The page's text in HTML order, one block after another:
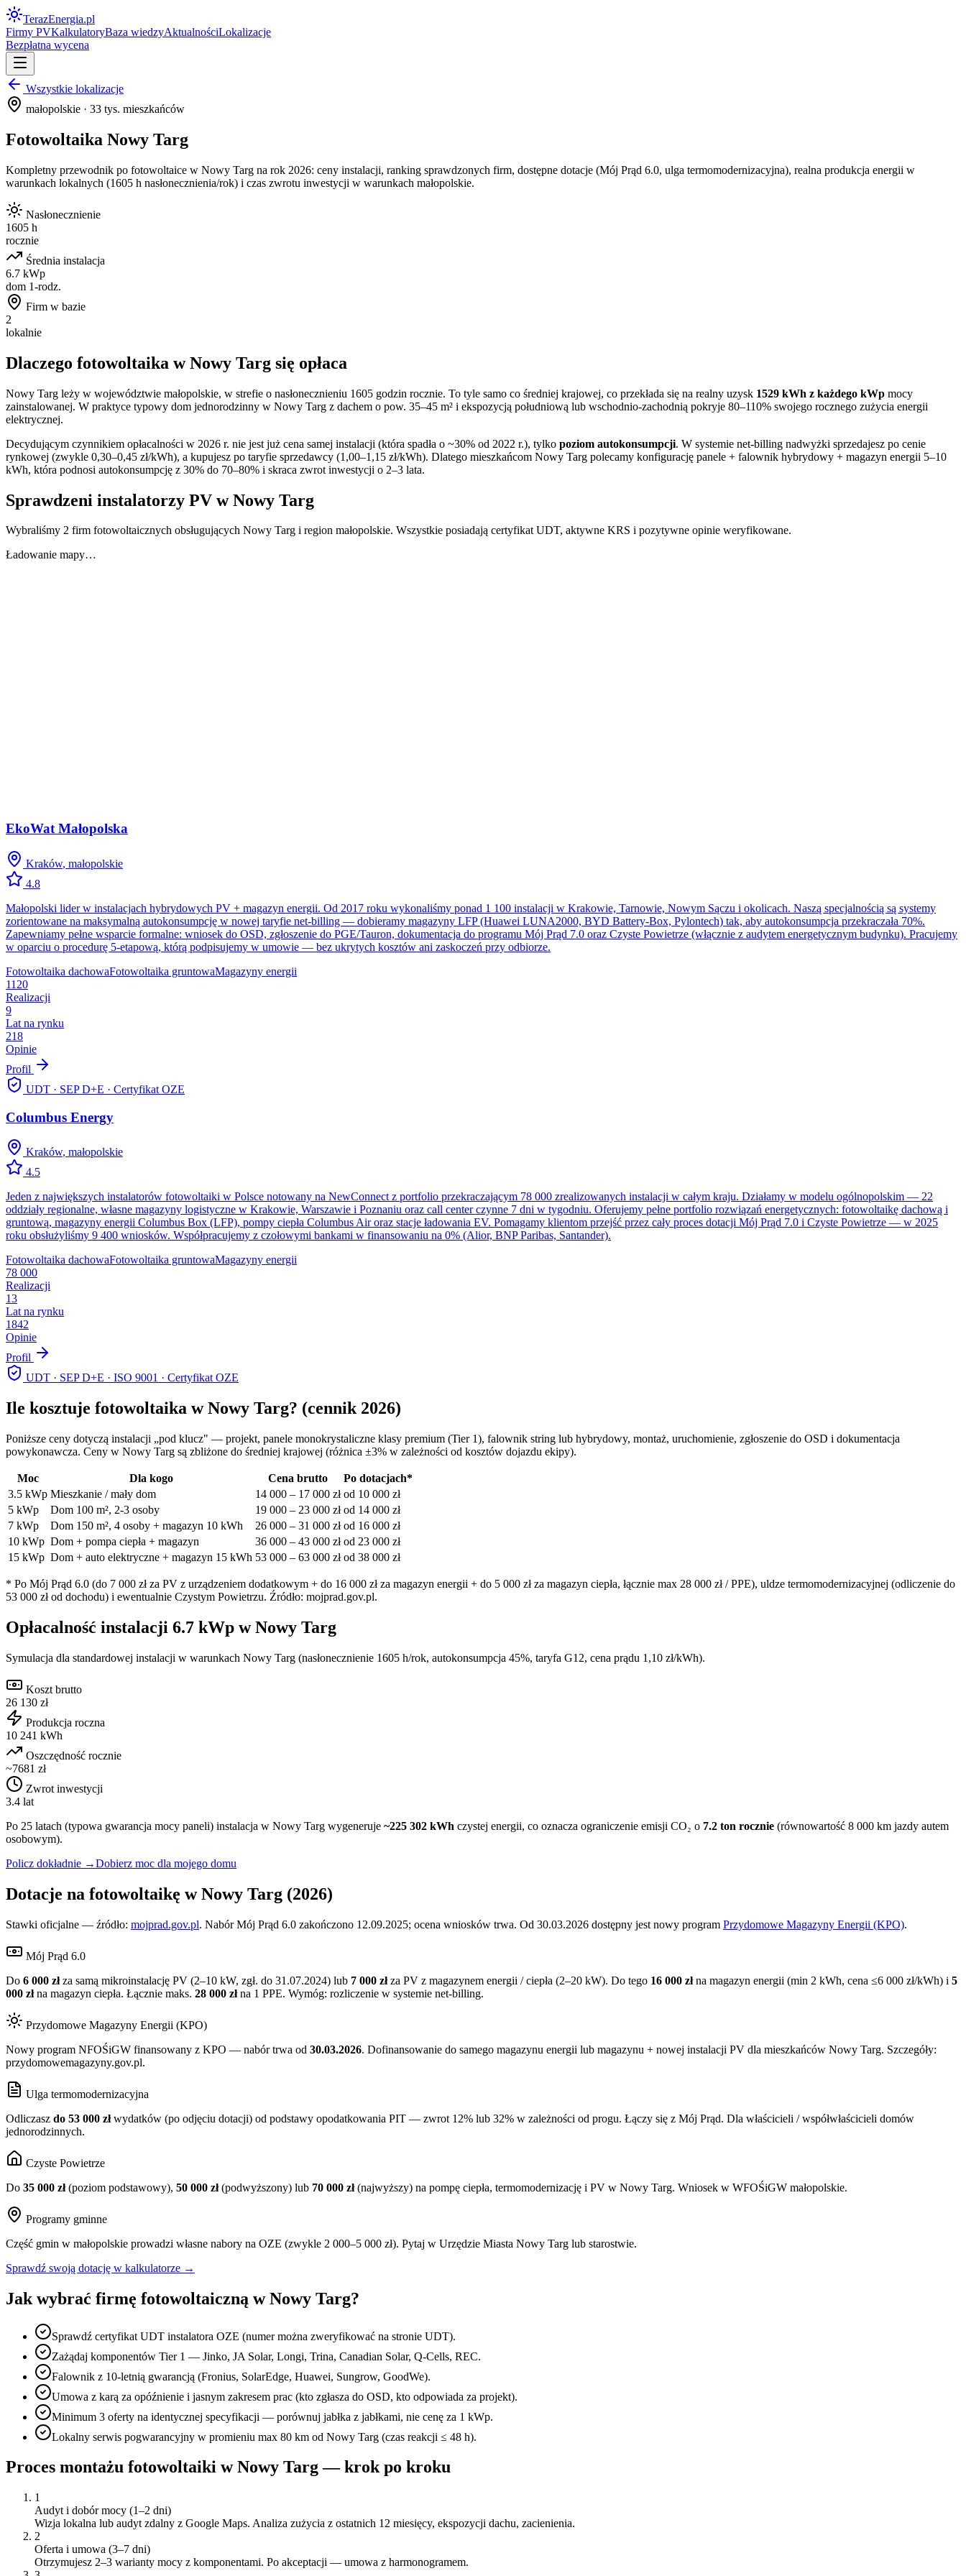
TerazEnergia.pl
Firmy PVKalkulatoryBaza wiedzyAktualnościLokalizacje
Bezpłatna wycena
Wszystkie lokalizacje
małopolskie · 33 tys. mieszkańców
Fotowoltaika Nowy Targ
Kompletny przewodnik po fotowoltaice w Nowy Targ na rok 2026: ceny instalacji, ranking sprawdzonych firm, dostępne dotacje (Mój Prąd 6.0, ulga termomodernizacyjna), realna produkcja energii w
warunkach lokalnych (1605 h nasłonecznienia/rok) i czas zwrotu inwestycji w warunkach małopolskie.
Nasłonecznienie
1605 h
rocznie
Średnia instalacja
6.7 kWp
dom 1-rodz.
Firm w bazie
2
lokalnie
Dlaczego fotowoltaika wNowy Targ się opłaca
Nowy Targ leży w województwie małopolskie, w strefie o nasłonecznieniu 1605 godzin rocznie. To tyle samo co średniej krajowej, co przekłada się na realny uzysk 1529 kWh z każdego kWp mocy
zainstalowanej. W praktyce typowy dom jednorodzinny w Nowy Targ z dachem o pow. 35–45 m² i ekspozycją południową lub wschodnio-zachodnią pokryje 80–110% swojego rocznego zużycia energii
elektrycznej.
Decydującym czynnikiem opłacalności w 2026 r. nie jest już cena samej instalacji (która spadła o ~30% od 2022 r.), tylko poziom autokonsumpcji. W systemie net-billing nadwyżki sprzedajesz po cenie
rynkowej (zwykle 0,30–0,45 zł/kWh), a kupujesz po taryfie sprzedawcy (1,00–1,15 zł/kWh). Dlatego mieszkańcom Nowy Targ polecamy konfigurację panele + falownik hybrydowy + magazyn energii 5–10
kWh, która podnosi autokonsumpcję z 30% do 70–80% i skraca zwrot inwestycji o 2–3 lata.
Sprawdzeni instalatorzy PV wNowy Targ
Wybraliśmy 2 firm fotowoltaicznych obsługujących Nowy Targ i region małopolskie. Wszystkie posiadają certyfikat UDT, aktywne KRS i pozytywne opinie weryfikowane.
Ładowanie mapy…
EkoWat Małopolska
Kraków, małopolskie
4.8
Małopolski lider w instalacjach hybrydowych PV + magazyn energii. Od 2017 roku wykonaliśmy ponad 1 100 instalacji w Krakowie, Tarnowie, Nowym Sączu i okolicach. Naszą specjalnością są systemy
zorientowane na maksymalną autokonsumpcję w nowej taryfie net-billing — dobieramy magazyny LFP (Huawei LUNA2000, BYD Battery-Box, Pylontech) tak, aby autokonsumpcja przekraczała 70%.
Zapewniamy pełne wsparcie formalne: wniosek do OSD, zgłoszenie do PGE/Tauron, dokumentacja do programu Mój Prąd 7.0 oraz Czyste Powietrze (włącznie z audytem energetycznym budynku). Pracujemy
w oparciu o procedurę 5-etapową, którą podpisujemy w umowie — bez ukrytych kosztów ani zaskoczeń przy odbiorze.
Fotowoltaika dachowaFotowoltaika gruntowaMagazyny energii
1120
Realizacji
9
Lat na rynku
218
Opinie
Profil
UDT · SEP D+E · Certyfikat OZE
Columbus Energy
Kraków, małopolskie
4.5
Jeden z największych instalatorów fotowoltaiki w Polsce notowany na NewConnect z portfolio przekraczającym 78 000 zrealizowanych instalacji w całym kraju. Działamy w modelu ogólnopolskim — 22
oddziały regionalne, własne magazyny logistyczne w Krakowie, Warszawie i Poznaniu oraz call center czynne 7 dni w tygodniu. Oferujemy pełne portfolio rozwiązań energetycznych: fotowoltaikę dachową i
gruntową, magazyny energii Columbus Box (LFP), pompy ciepła Columbus Air oraz stacje ładowania EV. Pomagamy klientom przejść przez cały proces dotacji Mój Prąd 7.0 i Czyste Powietrze — w 2025
roku obsłużyliśmy 9 400 wniosków. Współpracujemy z czołowymi bankami w finansowaniu na 0% (Alior, BNP Paribas, Santander).
Fotowoltaika dachowaFotowoltaika gruntowaMagazyny energii
78 000
Realizacji
13
Lat na rynku
1842
Opinie
Profil
UDT · SEP D+E · ISO 9001 · Certyfikat OZE
Ile kosztuje fotowoltaika wNowy Targ? (cennik 2026)
Poniższe ceny dotyczą instalacji „pod klucz" — projekt, panele monokrystaliczne klasy premium (Tier 1), falownik string lub hybrydowy, montaż, uruchomienie, zgłoszenie do OSD i dokumentacja
powykonawcza. Ceny w Nowy Targ są zbliżone do średniej krajowej (różnica ±3% w zależności od kosztów dojazdu ekipy).
Moc Dla kogo Cena brutto
Po dotacjach*
3.5 kWp Mieszkanie / mały dom 14 000 – 17 000 zł od 10 000 zł
5 kWp Dom 100 m², 2-3 osoby 19 000 – 23 000 zł od 14 000 zł
7 kWp Dom 150 m², 4 osoby + magazyn 10 kWh 26 000 – 31 000 zł od 16 000 zł
10 kWp Dom + pompa ciepła + magazyn 36 000 – 43 000 zł od 23 000 zł
15 kWp Dom + auto elektryczne + magazyn 15 kWh 53 000 – 63 000 zł od 38 000 zł
* Po Mój Prąd 6.0 (do 7 000 zł za PV z urządzeniem dodatkowym + do 16 000 zł za magazyn energii + do 5 000 zł za magazyn ciepła, łącznie max 28 000 zł / PPE), uldze termomodernizacyjnej (odliczenie do
53 000 zł od dochodu) i ewentualnie Czystym Powietrzu. Źródło: mojprad.gov.pl.
Opłacalność instalacji 6.7 kWp wNowy Targ
Symulacja dla standardowej instalacji w warunkach Nowy Targ (nasłonecznienie 1605 h/rok, autokonsumpcja 45%, taryfa G12, cena prądu 1,10 zł/kWh).
Koszt brutto
26 130 zł
Produkcja roczna
10 241 kWh
Oszczędność rocznie
~7681 zł
Zwrot inwestycji
3.4 lat
Po 25 latach (typowa gwarancja mocy paneli) instalacja w Nowy Targ wygeneruje ~225 302 kWh czystej energii, co oznacza ograniczenie emisji CO₂ o 7.2 ton rocznie (równowartość 8 000 km jazdy autem
osobowym).
Policz dokładnie →Dobierz moc dla mojego domu
Dotacje na fotowoltaikę wNowy Targ (2026)
Stawki oficjalne — źródło: mojprad.gov.pl. Nabór Mój Prąd 6.0 zakończono 12.09.2025; ocena wniosków trwa. Od 30.03.2026 dostępny jest nowy program Przydomowe Magazyny Energii (KPO).
Mój Prąd 6.0
Do 6 000 złza samą mikroinstalację PV (2–10 kW, zgł. do 31.07.2024) lub 7 000 złza PV z magazynem energii / ciepła (2–20 kW). Do tego 16 000 złna magazyn energii (min 2 kWh, cena ≤6 000 zł/kWh) i 5
000 złna magazyn ciepła. Łącznie maks. 28 000 złna 1 PPE. Wymóg: rozliczenie w systemie net-billing.
Przydomowe Magazyny Energii (KPO)
Nowy program NFOŚiGW finansowany z KPO — nabór trwa od 30.03.2026. Dofinansowanie do samego magazynu energii lub magazynu + nowej instalacji PV dla mieszkańców Nowy Targ. Szczegóły:
przydomowemagazyny.gov.pl.
Ulga termomodernizacyjna
Odliczasz do 53 000 złwydatków (po odjęciu dotacji) od podstawy opodatkowania PIT — zwrot 12% lub 32% w zależności od progu. Łączy się z Mój Prąd. Dla właścicieli / współwłaścicieli domów
jednorodzinnych.
Czyste Powietrze
Do 35 000 zł(poziom podstawowy), 50 000 zł(podwyższony) lub 70 000 zł(najwyższy) na pompę ciepła, termomodernizację i PV w Nowy Targ. Wniosek w WFOŚiGW małopolskie.
Programy gminne
Część gmin w małopolskie prowadzi własne nabory na OZE (zwykle 2 000–5 000 zł). Pytaj w Urzędzie Miasta Nowy Targ lub starostwie.
Sprawdź swoją dotację w kalkulatorze →
Jak wybrać firmę fotowoltaiczną wNowy Targ?
Sprawdź certyfikat UDT instalatora OZE (numer można zweryfikować na stronie UDT).
Zażądaj komponentów Tier 1 — Jinko, JA Solar, Longi, Trina, Canadian Solar, Q-Cells, REC.
Falownik z 10-letnią gwarancją (Fronius, SolarEdge, Huawei, Sungrow, GoodWe).
Umowa z karą za opóźnienie i jasnym zakresem prac (kto zgłasza do OSD, kto odpowiada za projekt).
Minimum 3 oferty na identycznej specyfikacji — porównuj jabłka z jabłkami, nie cenę za 1 kWp.
Lokalny serwis pogwarancyjny w promieniu max 80 km od Nowy Targ (czas reakcji ≤ 48 h).
Proces montażu fotowoltaiki wNowy Targ— krok po kroku
1
Audyt i dobór mocy (1–2 dni)
Wizja lokalna lub audyt zdalny z Google Maps. Analiza zużycia z ostatnich 12 miesięcy, ekspozycji dachu, zacienienia.
2
Oferta i umowa (3–7 dni)
Otrzymujesz 2–3 warianty mocy z komponentami. Po akceptacji — umowa z harmonogramem.